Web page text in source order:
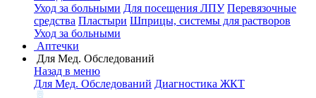
Уход за больными Для посещения ЛПУ Перевязочные
средства Пластыри Шприцы, системы для растворов
Уход за больными
Аптечки
Для Мед. Обследований
Назад в меню
Для Мед. Обследований Диагностика ЖКТ